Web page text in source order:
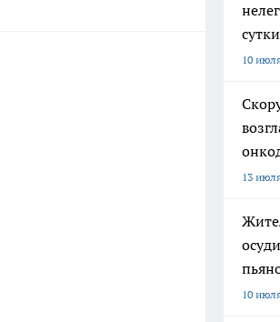
сутки
10
13
10